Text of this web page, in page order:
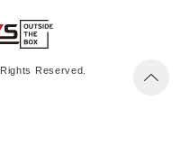
Reserved.